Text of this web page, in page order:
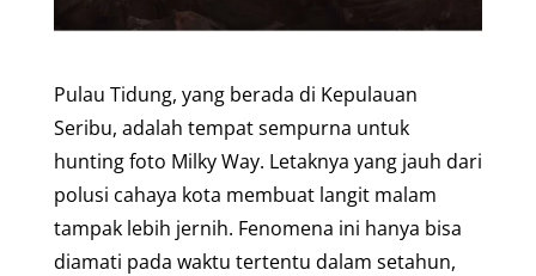
Pulau Tidung, yang berada di Kepulauan
Seribu, adalah tempat sempurna untuk
hunting foto Milky Way. Letaknya yang jauh dari
polusi cahaya kota membuat langit malam
tampak lebih jernih. Fenomena ini hanya bisa
diamati pada waktu tertentu dalam setahun,